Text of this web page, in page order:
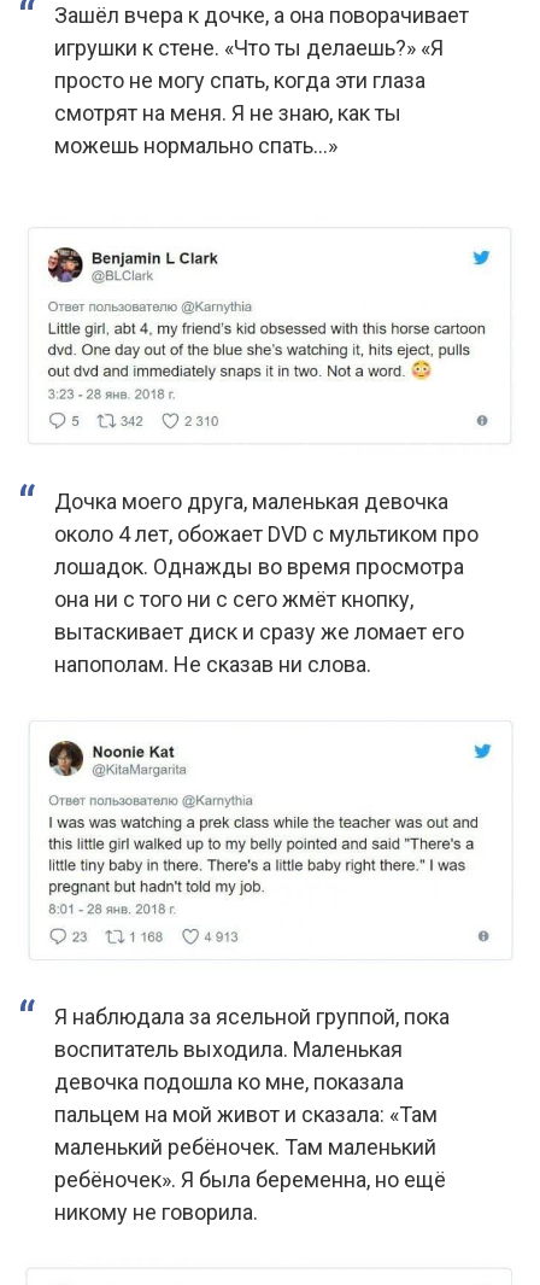
Зашёл вчера к дочке, а она поворачивает
игрушки к стене. «Что ты делаешь?» «Я
просто не могу спать, когда эти глаза
смотрят на меня. Я не знаю, как ты
можешь нормально спать…»
Дочка моего друга, маленькая девочка
около 4 лет, обожает DVD с мультиком про
лошадок. Однажды во время просмотра
она ни с того ни с сего жмёт кнопку,
вытаскивает диск и сразу же ломает его
напополам. Не сказав ни слова.
Я наблюдала за ясельной группой, пока
воспитатель выходила. Маленькая
девочка подошла ко мне, показала
пальцем на мой живот и сказала: «Там
маленький ребёночек. Там маленький
ребёночек». Я была беременна, но ещё
никому не говорила.